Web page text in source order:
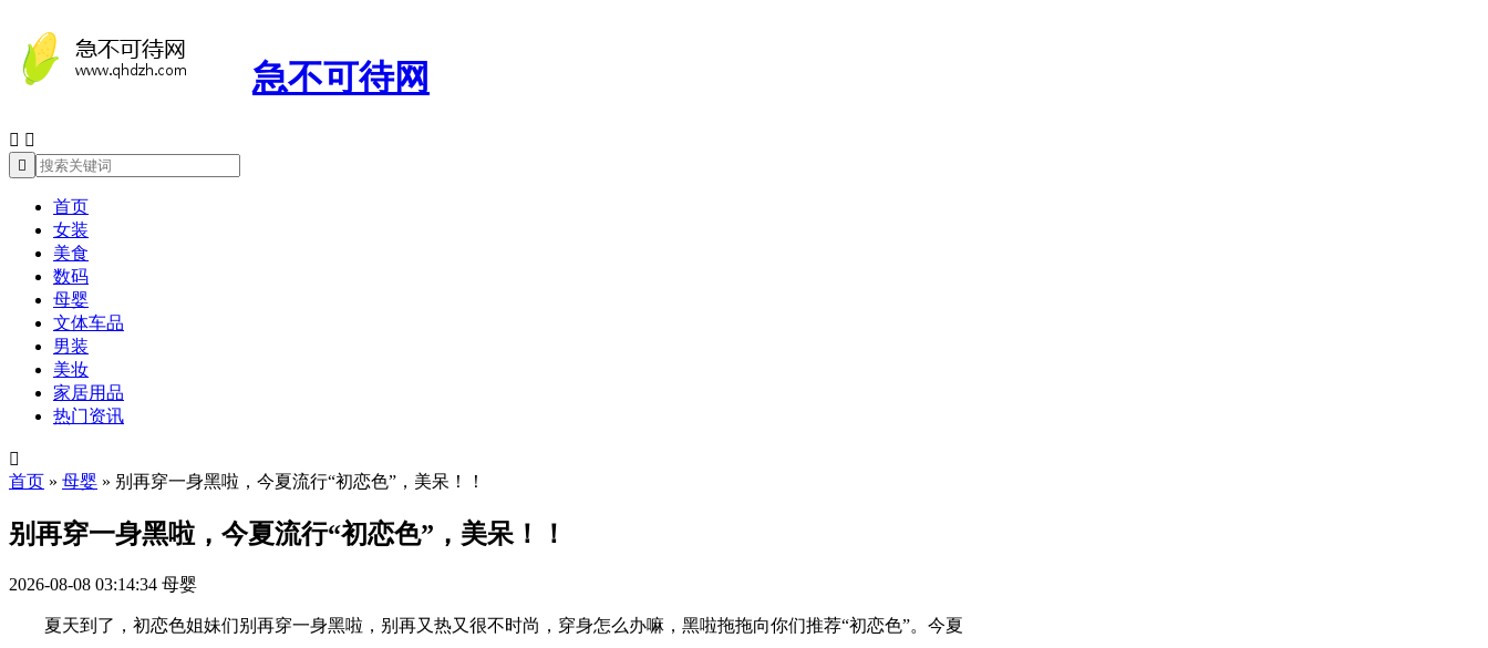
急不可待网
 

首页
女装
美食
数码
母婴
文体车品
男装
美妆
家居用品
热门资讯

首页 » 母婴 » 别再穿一身黑啦，今夏流行“初恋色”，美呆！！
别再穿一身黑啦，今夏流行“初恋色”，美呆！！
2026-08-08 03:14:34 母婴
夏天到了，初恋色姐妹们别再穿一身黑啦，别再又热又很不时尚，穿身怎么办嘛，黑啦拖拖向你们推荐“初恋色”。今夏